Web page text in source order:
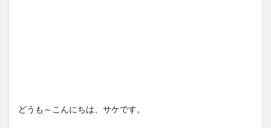
どうも～こんにちは、サケです。